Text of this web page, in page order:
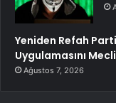
Yeniden Refah
Uygulamasını
Ağustos 7, 2026